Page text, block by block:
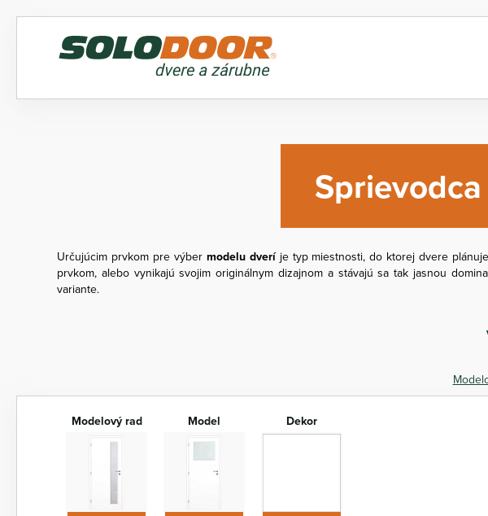
Určujúcim prvkom pre výber modelu dveríje typ miestnosti, do ktorej dvere
prvkom, alebo vynikajú svojim originálnym dizajnom a stávajú sa tak jasnou
variante.
Modelový rad Model Dekor